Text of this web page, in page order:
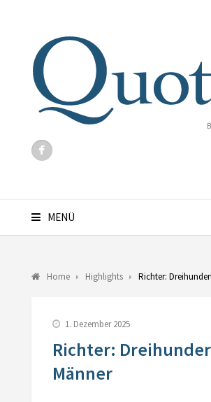
MENÜ
Home Highlights Richter:
1. Dezember 2025
Richter:
Männer